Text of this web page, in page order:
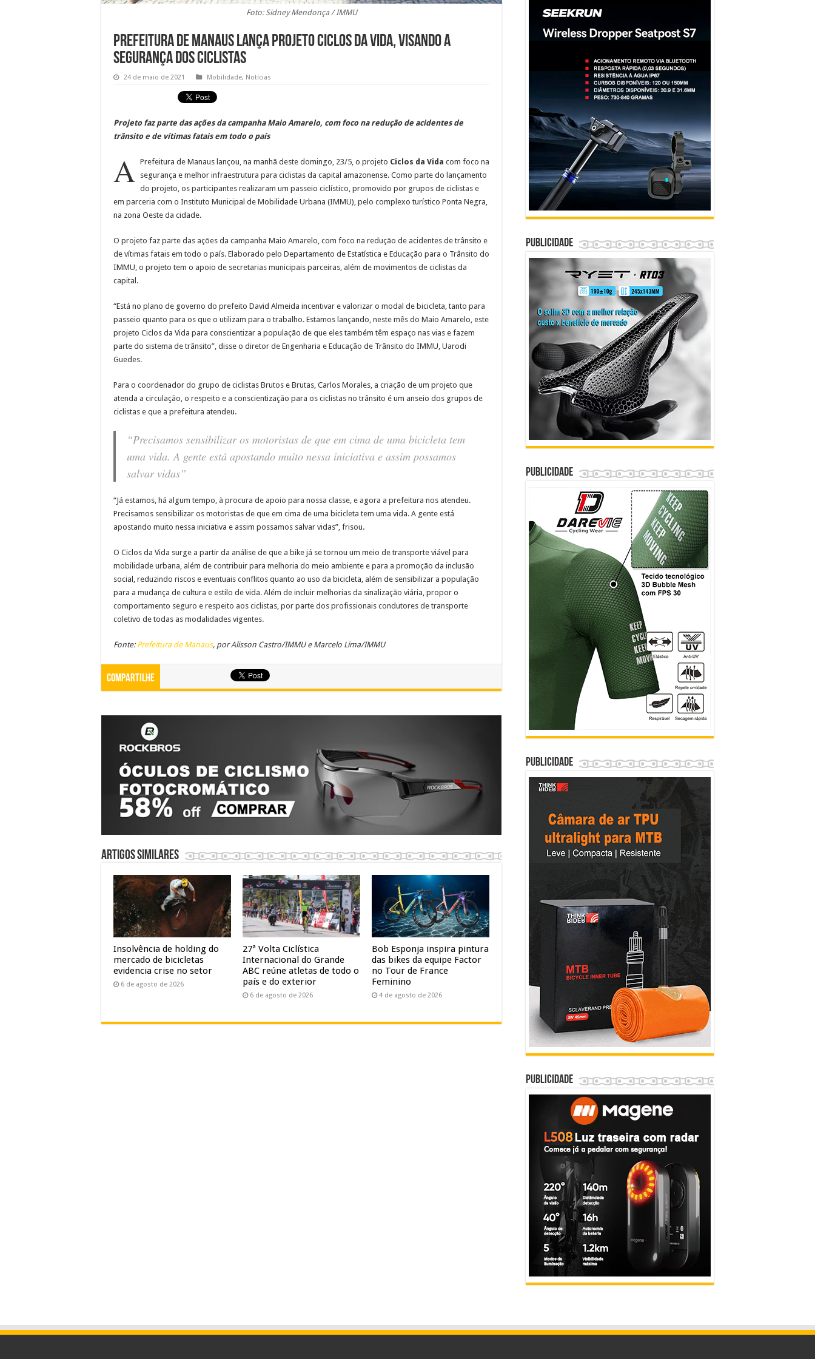
Foto: Sidney Mendonça / IMMU
Prefeitura de Manaus lança projeto Ciclos da Vida, visando a
segurança dos ciclistas
24 de maio de 2021 Mobilidade, Notícias
Projeto faz parte das ações da campanha Maio Amarelo, com foco na redução de acidentes de
trânsito e de vítimas fatais em todo o país
A Prefeitura de Manaus lançou, na manhã deste domingo, 23/5, o projeto Ciclos da Vida com foco na
segurança e melhor infraestrutura para ciclistas da capital amazonense. Como parte do lançamento
do projeto, os participantes realizaram um passeio ciclístico, promovido por grupos de ciclistas e
em parceria com o Instituto Municipal de Mobilidade Urbana (IMMU), pelo complexo turístico Ponta Negra,
na zona Oeste da cidade.
O projeto faz parte das ações da campanha Maio Amarelo, com foco na redução de acidentes de trânsito e
de vítimas fatais em todo o país. Elaborado pelo Departamento de Estatística e Educação para o Trânsito do
IMMU, o projeto tem o apoio de secretarias municipais parceiras, além de movimentos de ciclistas da
capital.
“Está no plano de governo do prefeito David Almeida incentivar e valorizar o modal de bicicleta, tanto para
passeio quanto para os que o utilizam para o trabalho. Estamos lançando, neste mês do Maio Amarelo, este
projeto Ciclos da Vida para conscientizar a população de que eles também têm espaço nas vias e fazem
parte do sistema de trânsito”, disse o diretor de Engenharia e Educação de Trânsito do IMMU, Uarodi
Guedes.
Para o coordenador do grupo de ciclistas Brutos e Brutas, Carlos Morales, a criação de um projeto que
atenda a circulação, o respeito e a conscientização para os ciclistas no trânsito é um anseio dos grupos de
ciclistas e que a prefeitura atendeu.
“Precisamos sensibilizar os motoristas de que em cima de uma bicicleta tem
uma vida. A gente está apostando muito nessa iniciativa e assim possamos
salvar vidas”
“Já estamos, há algum tempo, à procura de apoio para nossa classe, e agora a prefeitura nos atendeu.
Precisamos sensibilizar os motoristas de que em cima de uma bicicleta tem uma vida. A gente está
apostando muito nessa iniciativa e assim possamos salvar vidas”, frisou.
O Ciclos da Vida surge a partir da análise de que a bike já se tornou um meio de transporte viável para
mobilidade urbana, além de contribuir para melhoria do meio ambiente e para a promoção da inclusão
social, reduzindo riscos e eventuais conflitos quanto ao uso da bicicleta, além de sensibilizar a população
para a mudança de cultura e estilo de vida. Além de incluir melhorias da sinalização viária, propor o
comportamento seguro e respeito aos ciclistas, por parte dos profissionais condutores de transporte
coletivo de todas as modalidades vigentes.
Fonte: Prefeitura de Manaus, por Alisson Castro/IMMU e Marcelo Lima/IMMU
Compartilhe
Artigos similares
Insolvência de holding do
mercado de bicicletas
evidencia crise no setor
6 de agosto de 2026
27ª Volta Ciclística
Internacional do Grande
ABC reúne atletas de todo o
país e do exterior
6 de agosto de 2026
Bob Esponja inspira pintura
das bikes da equipe Factor
no Tour de France
Feminino
4 de agosto de 2026
Publicidade
Publicidade
Publicidade
Publicidade